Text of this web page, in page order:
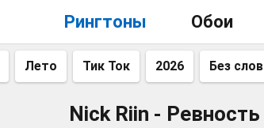
Рингтоны Обои
Лето Тик Ток 2026 Без слов
Nick Riin - Ревность